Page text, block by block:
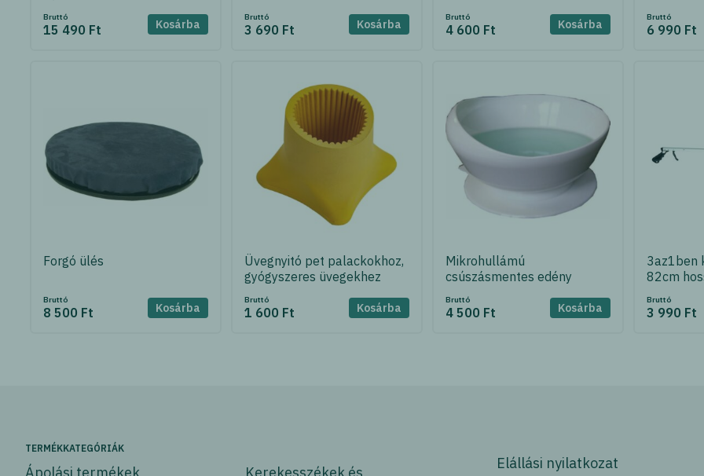
Bruttó
15 490 Ft Kosárba
Bruttó
3 690 Ft Kosárba
Bruttó
4 600 Ft Kosárba
Bruttó
6 990 Ft
Forgó ülés
Bruttó
8 500 Ft Kosárba
Üvegnyitó pet palackokhoz,
gyógyszeres üvegekhez
Bruttó
1 600 Ft Kosárba
Mikrohullámú
csúszásmentes edény
Bruttó
4 500 Ft Kosárba
3az1ben
82cm
Bruttó
3 990 Ft
TERMÉKKATEGÓRIÁK
Elállási nyilatkozat